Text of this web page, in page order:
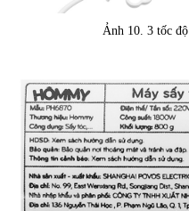
Ảnh 10. 3 tốc độ